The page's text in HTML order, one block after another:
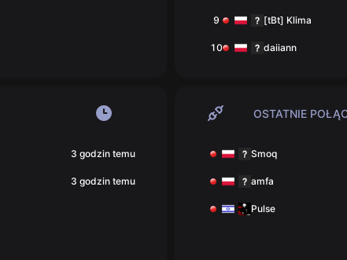
9 [tBt] Klima
10 daiiann
12
14 E53
15 zavedeya
3 godzin temu
3 godzin temu
OSTATNIE
Smoq
amfa
Pulse